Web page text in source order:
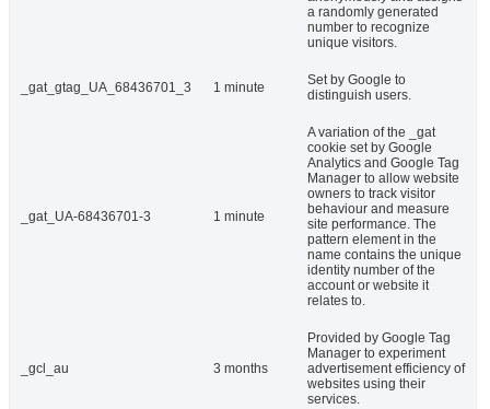
a randomly generated
number to recognize
unique visitors.
_gat_gtag_UA_68436701_3 1 minute
Set by Google to
distinguish users.
_gat_UA-68436701-3 1 minute
A variation of the _gat
cookie set by Google
Analytics and Google Tag
Manager to allow website
owners to track visitor
behaviour and measure
site performance. The
pattern element in the
name contains the unique
identity number of the
account or website it
relates to.
_gcl_au 3 months
Provided by Google Tag
Manager to experiment
advertisement efficiency of
websites using their
services.